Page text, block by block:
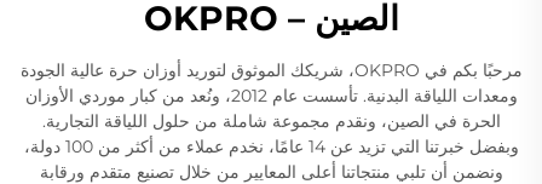
الصين – OKPRO
مرحبًا بكم في OKPRO، شريكك الموثوق لتوريد أوزان حرة عالية الجودة
ومعدات اللياقة البدنية. تأسست عام 2012، ونُعد من كبار موردي الأوزان
الحرة في الصين، ونقدم مجموعة شاملة من حلول اللياقة التجارية.
وبفضل خبرتنا التي تزيد عن 14 عامًا، نخدم عملاء من أكثر من 100 دولة،
ونضمن أن تلبي منتجاتنا أعلى المعايير من خلال تصنيع متقدم ورقابة